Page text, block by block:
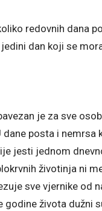
redovnih dana
dan koji se
je za sve
dane posta i
jesti jednom
životinja ni
sve vjernike od
godine života dužni